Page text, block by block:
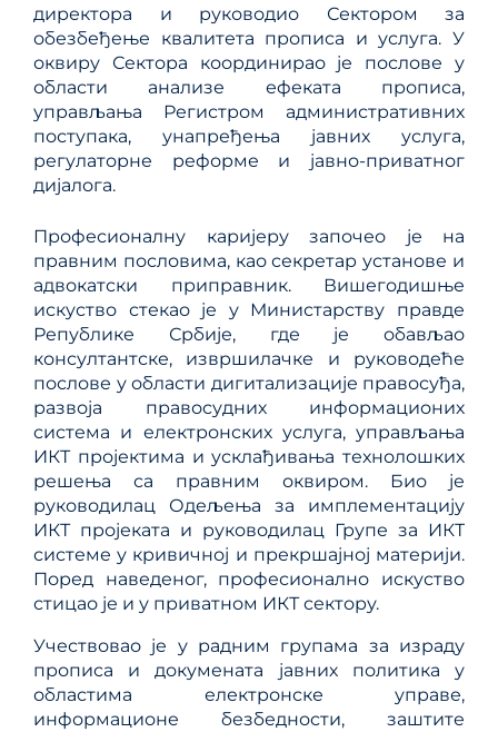
директора и руководио Сектором за
обезбеђење квалитета прописа и услуга. У
оквиру Сектора координирао је послове у
области анализе ефеката прописа,
управљања Регистром административних
поступака, унапређења јавних услуга,
регулаторне реформе и јавно-приватног
дијалога.
Професионалну каријеру започео је на
правним пословима, као секретар установе и
адвокатски приправник. Вишегодишње
искуство стекао је у Министарству правде
Републике Србије, где је обављао
консултантске, извршилачке и руководеће
послове у области дигитализације правосуђа,
развоја правосудних информационих
система и електронских услуга, управљања
ИКТ пројектима и усклађивања технолошких
решења са правним оквиром. Био је
руководилац Одељења за имплементацију
ИКТ пројеката и руководилац Групе за ИКТ
системе у кривичној и прекршајној материји.
Поред наведеног, професионално искуство
стицао је и у приватном ИКТ сектору.
Учествовао је у радним групама за израду
прописа и докумената јавних политика у
областима електронске управе,
информационе безбедности, заштите